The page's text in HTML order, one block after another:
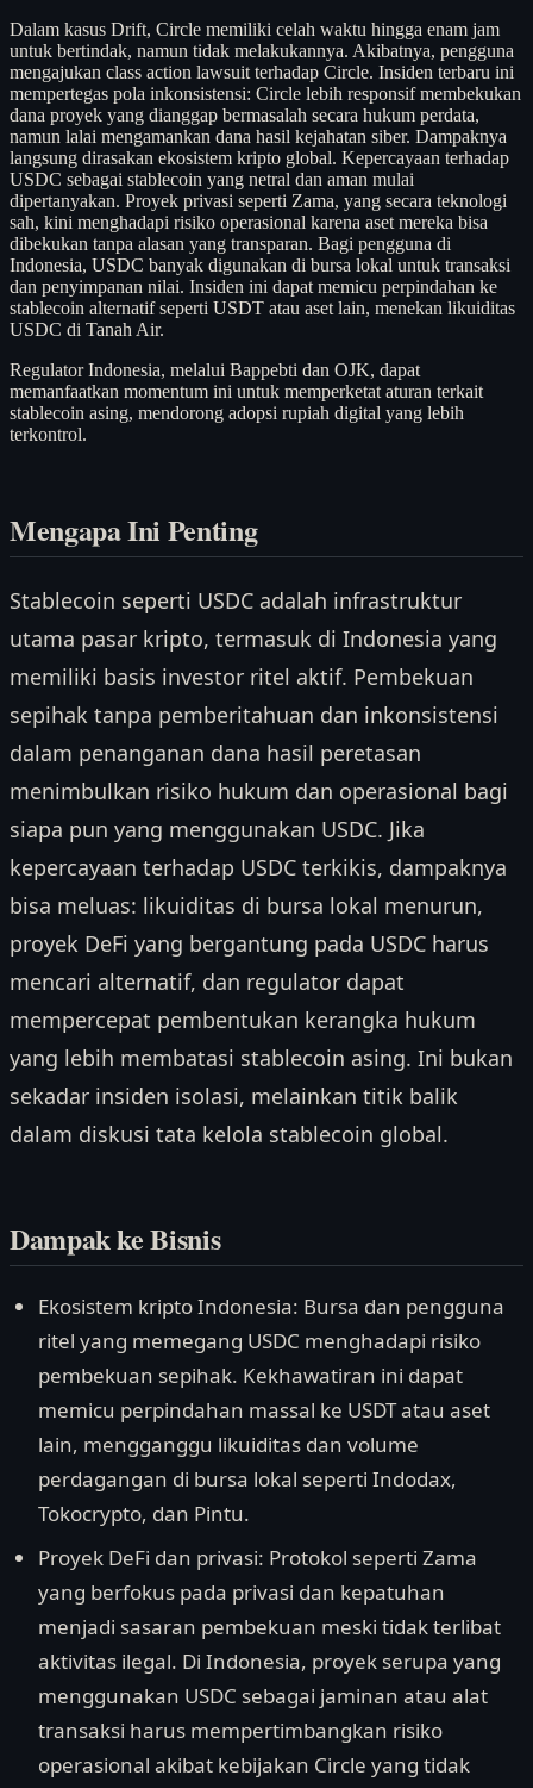
Dalam kasus Drift, Circle memiliki celah waktu hingga enam jam
untuk bertindak, namun tidak melakukannya. Akibatnya, pengguna
mengajukan class action lawsuit terhadap Circle. Insiden terbaru ini
mempertegas pola inkonsistensi: Circle lebih responsif membekukan
dana proyek yang dianggap bermasalah secara hukum perdata,
namun lalai mengamankan dana hasil kejahatan siber. Dampaknya
langsung dirasakan ekosistem kripto global. Kepercayaan terhadap
USDC sebagai stablecoin yang netral dan aman mulai
dipertanyakan. Proyek privasi seperti Zama, yang secara teknologi
sah, kini menghadapi risiko operasional karena aset mereka bisa
dibekukan tanpa alasan yang transparan. Bagi pengguna di
Indonesia, USDC banyak digunakan di bursa lokal untuk transaksi
dan penyimpanan nilai. Insiden ini dapat memicu perpindahan ke
stablecoin alternatif seperti USDT atau aset lain, menekan likuiditas
USDC di Tanah Air.
Regulator Indonesia, melalui Bappebti dan OJK, dapat
memanfaatkan momentum ini untuk memperketat aturan terkait
stablecoin asing, mendorong adopsi rupiah digital yang lebih
terkontrol.
Mengapa Ini Penting
Stablecoin seperti USDC adalah infrastruktur
utama pasar kripto, termasuk di Indonesia yang
memiliki basis investor ritel aktif. Pembekuan
sepihak tanpa pemberitahuan dan inkonsistensi
dalam penanganan dana hasil peretasan
menimbulkan risiko hukum dan operasional bagi
siapa pun yang menggunakan USDC. Jika
kepercayaan terhadap USDC terkikis, dampaknya
bisa meluas: likuiditas di bursa lokal menurun,
proyek DeFi yang bergantung pada USDC harus
mencari alternatif, dan regulator dapat
mempercepat pembentukan kerangka hukum
yang lebih membatasi stablecoin asing. Ini bukan
sekadar insiden isolasi, melainkan titik balik
dalam diskusi tata kelola stablecoin global.
Dampak ke Bisnis
Ekosistem kripto Indonesia: Bursa dan pengguna
ritel yang memegang USDC menghadapi risiko
pembekuan sepihak. Kekhawatiran ini dapat
memicu perpindahan massal ke USDT atau aset
lain, mengganggu likuiditas dan volume
perdagangan di bursa lokal seperti Indodax,
Tokocrypto, dan Pintu.
Proyek DeFi dan privasi: Protokol seperti Zama
yang berfokus pada privasi dan kepatuhan
menjadi sasaran pembekuan meski tidak terlibat
aktivitas ilegal. Di Indonesia, proyek serupa yang
menggunakan USDC sebagai jaminan atau alat
transaksi harus mempertimbangkan risiko
operasional akibat kebijakan Circle yang tidak